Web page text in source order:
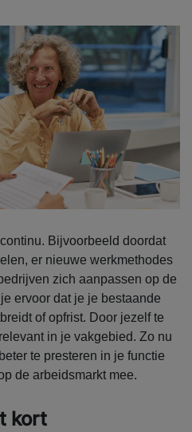
Bijvoorbeeld doordat
er nieuwe werkmethodes
zich aanpassen op de
ervoor dat je je bestaande
of opfrist. Door jezelf te
in je vakgebied. Zo nu
te presteren in je functie
de arbeidsmarkt mee.
kort